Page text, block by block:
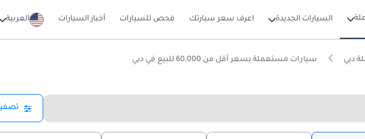
السيارات الجديدة اعرف سعر سيارتك فحص للسيارات أخبار السيارات العربية
دبي سيارات مستعملة بسعر أقل من 60,000 للبيع في دبي